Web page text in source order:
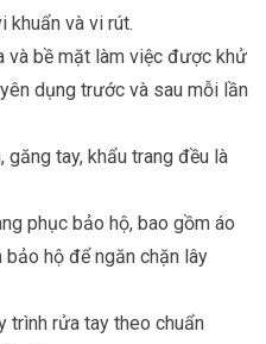
khuẩn và vi rút.
và bề mặt làm việc được khử
dụng trước và sau mỗi lần
tay, khẩu trang đều là
phục bảo hộ, bao gồm áo
bảo hộ để ngăn chặn lây
trình rửa tay theo chuẩn